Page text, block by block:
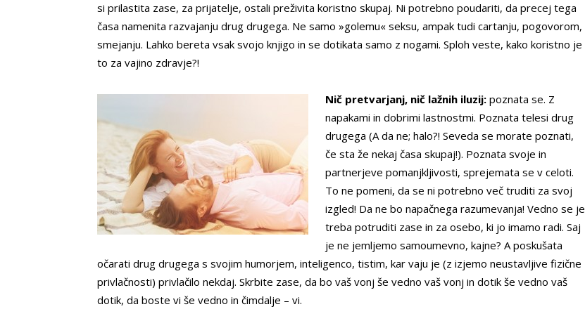
si prilastita zase, za prijatelje, ostali preživita koristno skupaj. Ni potrebno poudariti, da precej tega
časa namenita razvajanju drug drugega. Ne samo »golemu« seksu, ampak tudi cartanju, pogovorom,
smejanju. Lahko bereta vsak svojo knjigo in se dotikata samo z nogami. Sploh veste, kako koristno je
to za vajino zdravje?!
Nič pretvarjanj, nič lažnih iluzij: poznata se. Z
napakami in dobrimi lastnostmi. Poznata telesi drug
drugega (A da ne; halo?! Seveda se morate poznati,
če sta že nekaj časa skupaj!). Poznata svoje in
partnerjeve pomanjkljivosti, sprejemata se v celoti.
To ne pomeni, da se ni potrebno več truditi za svoj
izgled! Da ne bo napačnega razumevanja! Vedno se je
treba potruditi zase in za osebo, ki jo imamo radi. Saj
je ne jemljemo samoumevno, kajne? A poskušata
očarati drug drugega s svojim humorjem, inteligenco, tistim, kar vaju je (z izjemo neustavljive fizične
privlačnosti) privlačilo nekdaj. Skrbite zase, da bo vaš vonj še vedno vaš vonj in dotik še vedno vaš
dotik, da boste vi še vedno in čimdalje – vi.